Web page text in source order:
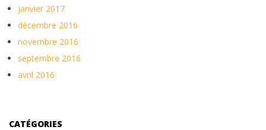
janvier 2017
décembre 2016
novembre 2016
septembre 2016
avril 2016
CATÉGORIES